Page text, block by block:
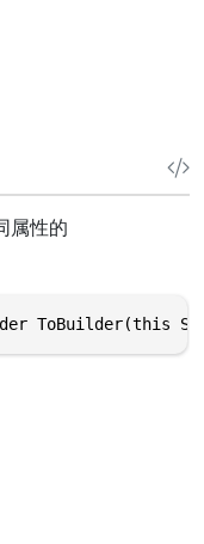
属性的
ToBuilder(this